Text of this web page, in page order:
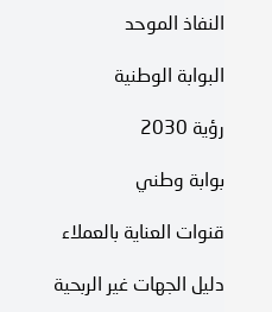
النفاذ الموحد
البوابة الوطنية
رؤية 2030
بوابة وطني
قنوات العناية بالعملاء
دليل الجهات غير الربحية